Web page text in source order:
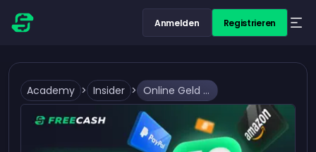
Anmelden Registrieren
Academy > Insider > Online Geld verdienen mit Freecash: Die besten Methoden erklärt